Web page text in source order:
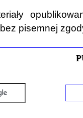
pisemnej